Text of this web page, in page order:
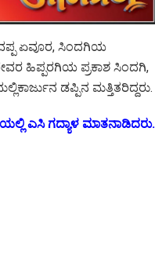
ಏವೂರ, ಸಿಂದಗಿಯ
ಹಿಪ್ಪರಗಿಯ ಪ್ರಕಾಶ ಸಿಂದಗಿ,
ಡಪ್ಪಿನ ಮತ್ತಿತರಿದ್ದರು.
ಎಸಿ ಗದ್ಯಾಳ ಮಾತನಾಡಿದರು.